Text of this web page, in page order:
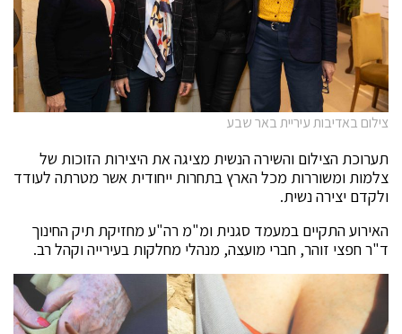
צילום באדיבות עיריית באר שבע
תערוכת הצילום והשירה הנשית מציגה את היצירות הזוכות של
צלמות ומשוררות מכל הארץ בתחרות ייחודית אשר מטרתה לעודד
ולקדם יצירה נשית.
האירוע התקיים במעמד סגנית ומ"מ רה"ע מחזיקת תיק החינוך
ד"ר חפצי זוהר, חברי מועצה, מנהלי מחלקות בעירייה וקהל רב.